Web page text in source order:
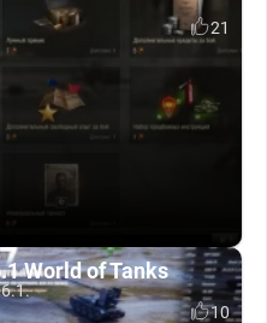
21
World of Tanks
10